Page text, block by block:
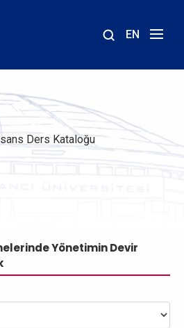
EN
Ders Kataloğu
Yönetimin Devir